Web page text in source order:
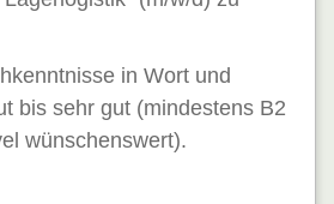
in Wort und
bis sehr gut (mindestens B2
wünschenswert).